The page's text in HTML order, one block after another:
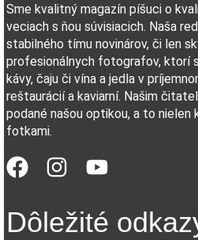
Sme kvalitný magazín píšuci o
veciach s ňou súvisiacich. Naša
stabilného tímu novinárov, či len
profesionálnych fotografov, ktorí
kávy, čaju či vína a jedla v
reštaurácií a kaviarní. Našim
podané našou optikou, a to nielen
fotkami.
Dôležité